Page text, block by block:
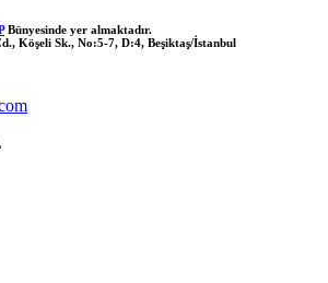
Bünyesinde yer almaktadır.
Köşeli Sk., No:5-7, D:4, Beşiktaş/İstanbul